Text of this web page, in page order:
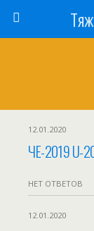
12.01.2020
ЧЕ-2019 U-
НЕТ ОТВЕТОВ
12.01.2020